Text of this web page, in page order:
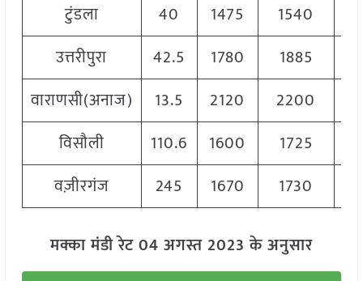
टुंडला
40 1475 1540
उत्तरीपुरा
42.5 1780 1885
वाराणसी(अनाज)
13.5 2120 2200
विसौली
110.6 1600 1725
वज़ीरगंज
245 1670 1730
मक्का मंडी रेट 04 अगस्त 2023 के अनुसार